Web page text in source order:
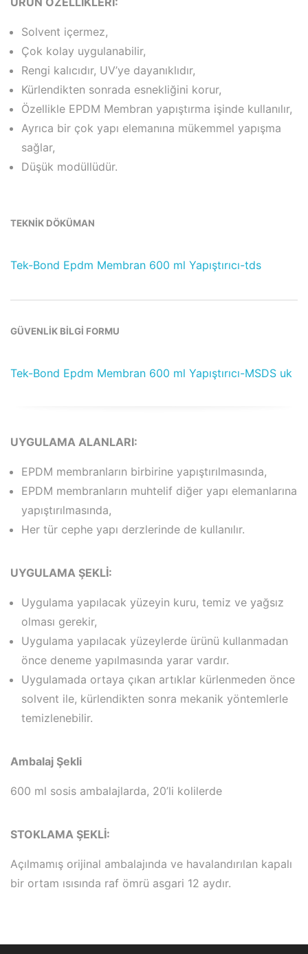
Solvent içermez,
Çok kolay uygulanabilir,
Rengi kalıcıdır, UV’ye dayanıklıdır,
Kürlendikten sonrada esnekliğini korur,
Özellikle EPDM Membran yapıştırma işinde kullanılır,
Ayrıca bir çok yapı elemanına mükemmel yapışma
sağlar,
Düşük modüllüdür.
TEKNİK DÖKÜMAN
Tek-Bond Epdm Membran 600 ml Yapıştırıcı-tds
GÜVENLİK BİLGİ FORMU
Tek-Bond Epdm Membran 600 ml Yapıştırıcı-MSDS uk
UYGULAMA ALANLARI:
EPDM membranların birbirine yapıştırılmasında,
EPDM membranların muhtelif diğer yapı elemanlarına
yapıştırılmasında,
Her tür cephe yapı derzlerinde de kullanılır.
UYGULAMA ŞEKLİ:
Uygulama yapılacak yüzeyin kuru, temiz ve yağsız
olması gerekir,
Uygulama yapılacak yüzeylerde ürünü kullanmadan
önce deneme yapılmasında yarar vardır.
Uygulamada ortaya çıkan artıklar kürlenmeden önce
solvent ile, kürlendikten sonra mekanik yöntemlerle
temizlenebilir.
Ambalaj Şekli
600 ml sosis ambalajlarda, 20’li kolilerde
STOKLAMA ŞEKLİ:
Açılmamış orijinal ambalajında ve havalandırılan kapalı
bir ortam ısısında raf ömrü asgari 12 aydır.